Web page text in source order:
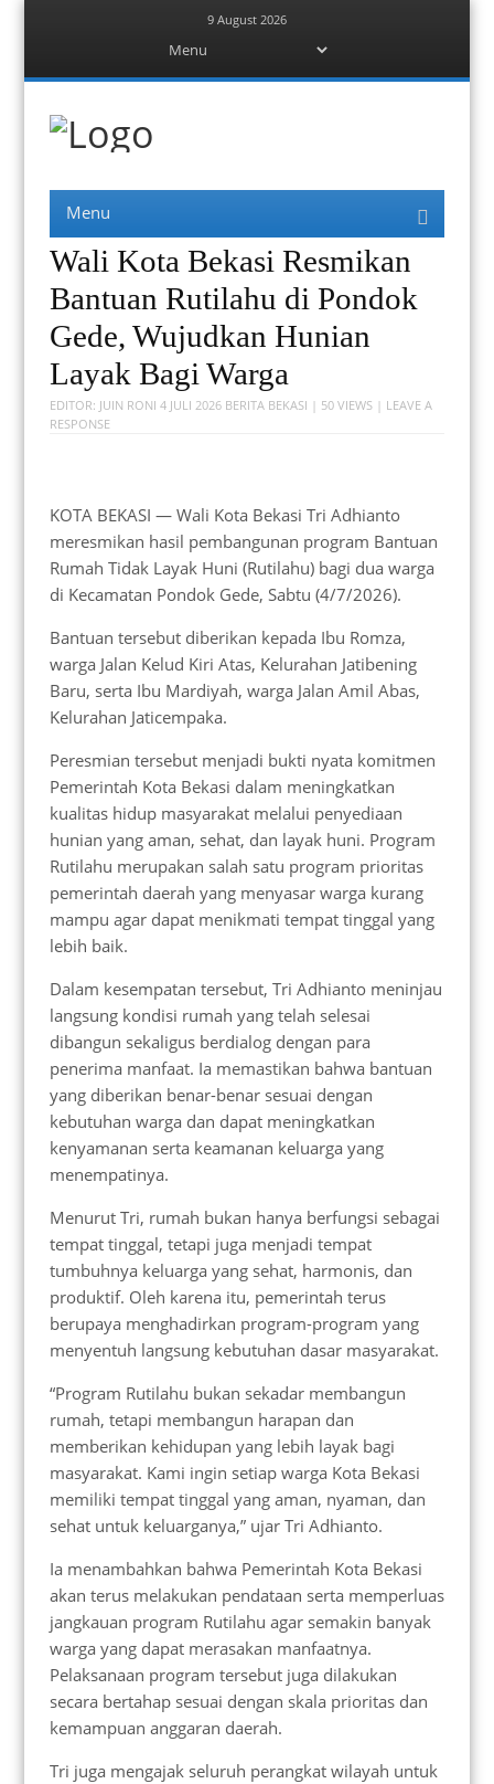
9 August 2026
content
Berita Bekasi
Menu
content
Wali Kota Bekasi Resmikan
Bantuan Rutilahu di Pondok
Gede, Wujudkan Hunian
Layak Bagi Warga
EDITOR: JUIN RONI 4 JULI 2026 BERITA BEKASI | 50 VIEWS | LEAVE A
RESPONSE
KOTA BEKASI — Wali Kota Bekasi Tri Adhianto
meresmikan hasil pembangunan program Bantuan
Rumah Tidak Layak Huni (Rutilahu) bagi dua warga
di Kecamatan Pondok Gede, Sabtu (4/7/2026).
Bantuan tersebut diberikan kepada Ibu Romza,
warga Jalan Kelud Kiri Atas, Kelurahan Jatibening
Baru, serta Ibu Mardiyah, warga Jalan Amil Abas,
Kelurahan Jaticempaka.
Peresmian tersebut menjadi bukti nyata komitmen
Pemerintah Kota Bekasi dalam meningkatkan
kualitas hidup masyarakat melalui penyediaan
hunian yang aman, sehat, dan layak huni. Program
Rutilahu merupakan salah satu program prioritas
pemerintah daerah yang menyasar warga kurang
mampu agar dapat menikmati tempat tinggal yang
lebih baik.
Dalam kesempatan tersebut, Tri Adhianto meninjau
langsung kondisi rumah yang telah selesai
dibangun sekaligus berdialog dengan para
penerima manfaat. Ia memastikan bahwa bantuan
yang diberikan benar-benar sesuai dengan
kebutuhan warga dan dapat meningkatkan
kenyamanan serta keamanan keluarga yang
menempatinya.
Menurut Tri, rumah bukan hanya berfungsi sebagai
tempat tinggal, tetapi juga menjadi tempat
tumbuhnya keluarga yang sehat, harmonis, dan
produktif. Oleh karena itu, pemerintah terus
berupaya menghadirkan program-program yang
menyentuh langsung kebutuhan dasar masyarakat.
“Program Rutilahu bukan sekadar membangun
rumah, tetapi membangun harapan dan
memberikan kehidupan yang lebih layak bagi
masyarakat. Kami ingin setiap warga Kota Bekasi
memiliki tempat tinggal yang aman, nyaman, dan
sehat untuk keluarganya,” ujar Tri Adhianto.
Ia menambahkan bahwa Pemerintah Kota Bekasi
akan terus melakukan pendataan serta memperluas
jangkauan program Rutilahu agar semakin banyak
warga yang dapat merasakan manfaatnya.
Pelaksanaan program tersebut juga dilakukan
secara bertahap sesuai dengan skala prioritas dan
kemampuan anggaran daerah.
Tri juga mengajak seluruh perangkat wilayah untuk